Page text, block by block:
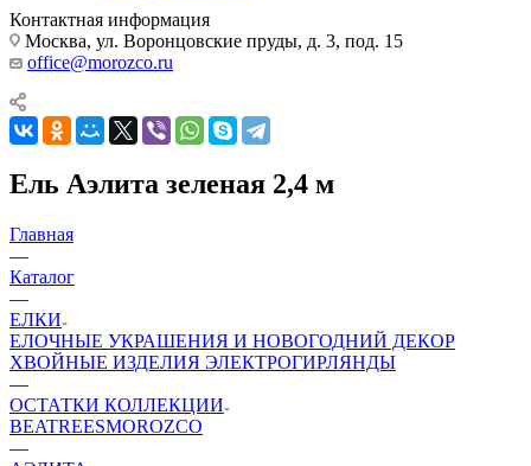
Контактная информация
Москва, ул. Воронцовские пруды, д. 3, под. 15
office@morozco.ru
Ель Аэлита зеленая 2,4 м
Главная
—
Каталог
—
ЕЛКИ
ЕЛОЧНЫЕ УКРАШЕНИЯ И НОВОГОДНИЙ ДЕКОР
ХВОЙНЫЕ ИЗДЕЛИЯ ЭЛЕКТРОГИРЛЯНДЫ
—
ОСТАТКИ КОЛЛЕКЦИИ
BEATREESMOROZCO
—